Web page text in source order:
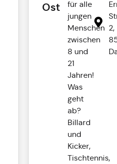
Ost
für alle
jungen
Menschen
zwischen
8 und
21
Jahren!
Was
geht
ab?
Billard
und
Kicker,
Tischtennis,
2,